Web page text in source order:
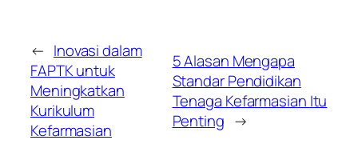
← Inovasi dalam
FAPTK untuk
Meningkatkan
Kurikulum
Kefarmasian
5 Alasan Mengapa
Standar Pendidikan
Tenaga Kefarmasian Itu
Penting →